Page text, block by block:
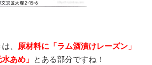
、 原材料に「ラム酒漬けレーズン 」
あめ」 とある部分ですね！